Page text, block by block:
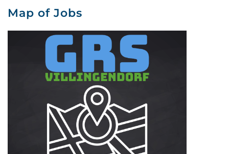
Map of Jobs